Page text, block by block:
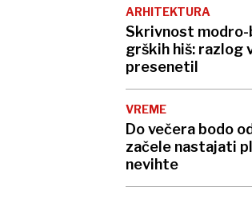
ARHITEKTURA
Skrivnost modro-
grških hiš: razlog
presenetil
VREME
Do večera bodo
začele nastajati
nevihte